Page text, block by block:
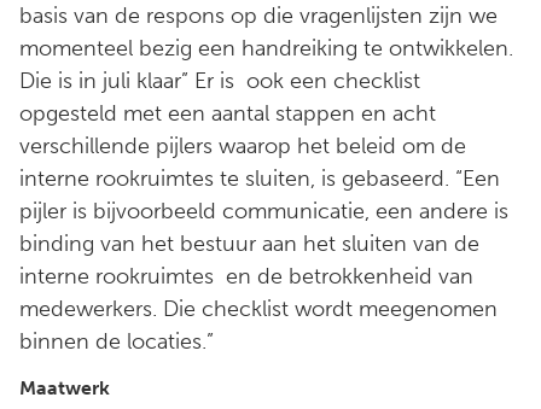
basis van de respons op die vragenlijsten zijn we
momenteel bezig een handreiking te ontwikkelen.
Die is in juli klaar” Er is ook een checklist
opgesteld met een aantal stappen en acht
verschillende pijlers waarop het beleid om de
interne rookruimtes te sluiten, is gebaseerd. “Een
pijler is bijvoorbeeld communicatie, een andere is
binding van het bestuur aan het sluiten van de
interne rookruimtes en de betrokkenheid van
medewerkers. Die checklist wordt meegenomen
binnen de locaties.”
Maatwerk